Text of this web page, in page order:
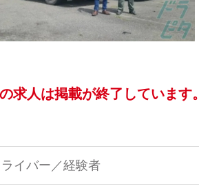
求人は掲載が終了しています。
イバー／経験者